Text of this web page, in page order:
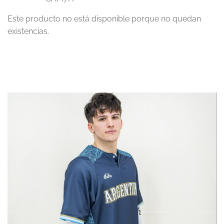
Este producto no está disponible porque no quedan
existencias.